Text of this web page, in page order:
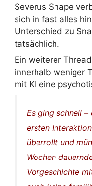
Severus Snape
sich in fast alles
Unterschied zu
tatsächlich.
Ein weiterer
innerhalb weniger
mit KI eine
Es ging schnell –
ersten
überrollt und
Wochen
Vorgeschichte